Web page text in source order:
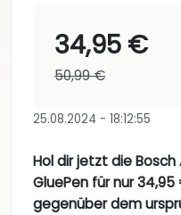
34,95 €
50,99 €
25.08.2024 - 18:12:55
Hol dir jetzt die
GluePen für nur 34,95
gegenüber dem